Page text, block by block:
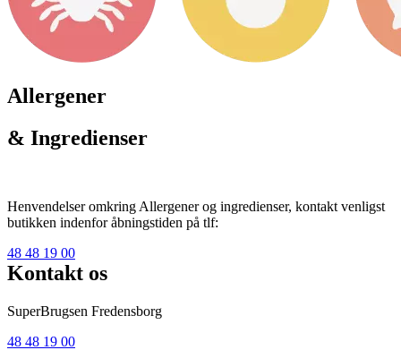
Allergener
& Ingredienser
Henvendelser omkring Allergener og ingredienser, kontakt venligst
butikken indenfor åbningstiden på tlf:
48 48 19 00
Kontakt os
SuperBrugsen Fredensborg
48 48 19 00